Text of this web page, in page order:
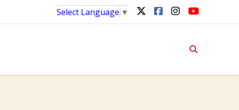
Select Language ▼